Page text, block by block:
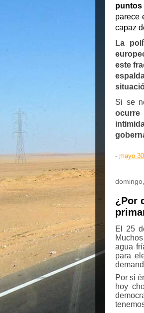
puntos
parece
capaz
La
este
Si se
ocurre
- mayo
¿Por
El 25
agua
para
Por si
hoy